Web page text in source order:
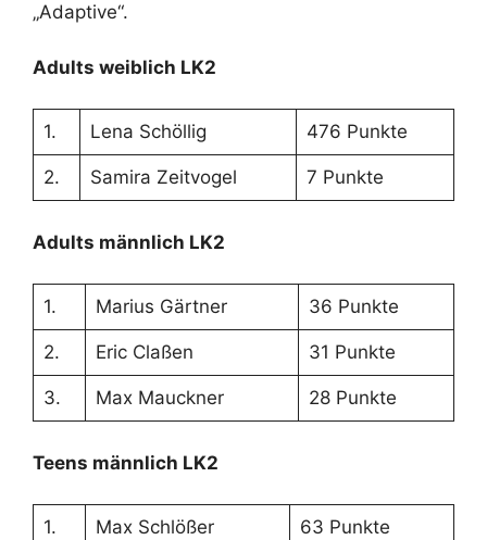
„Adaptive“.
Adults weiblich LK2
1. Lena Schöllig 476 Punkte
2. Samira Zeitvogel 7 Punkte
Adults männlich LK2
1. Marius Gärtner 36 Punkte
2. Eric Claßen 31 Punkte
3. Max Mauckner 28 Punkte
Teens männlich LK2
1. Max Schlößer 63 Punkte